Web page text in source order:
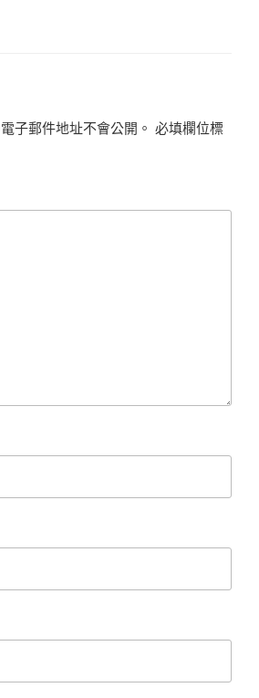
子郵件地址不會公開。 必填欄位標